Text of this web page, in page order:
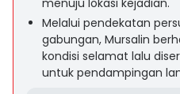
menuju lokasi kejadian.
Melalui pendekatan
gabungan, Mursalin
kondisi selamat lalu
untuk pendampingan